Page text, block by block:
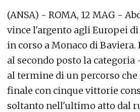
(ANSA) - ROMA, 12 MAG -
vince l'argento agli Europei
in corso a Monaco di Baviera.
al secondo posto la
al termine di un percorso
finale con cinque vittorie
soltanto nell'ultimo atto dal